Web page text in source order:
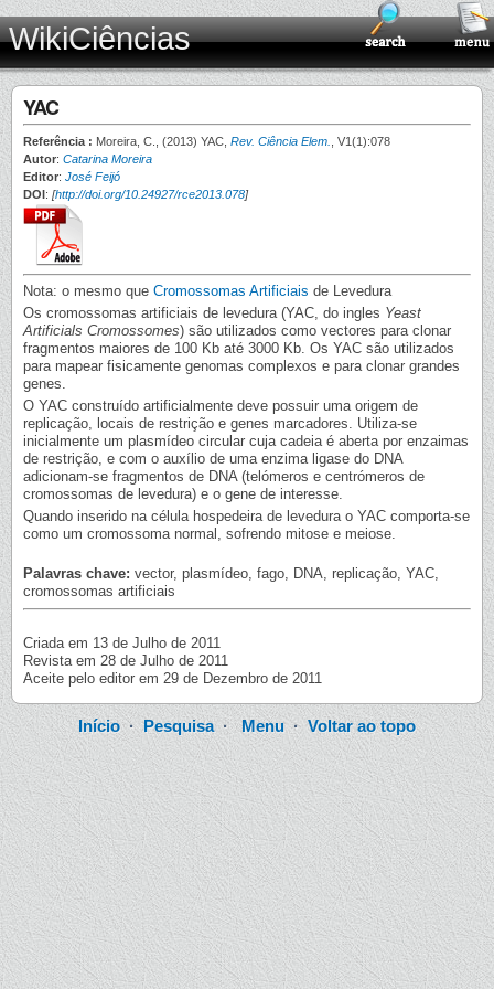
WikiCiências
YAC
Referência : Moreira, C., (2013) YAC, Rev. Ciência Elem.
, V1(1):078
Autor: Catarina Moreira
Editor: José Feijó
DOI: [http://doi.org/10.24927/rce2013.078]
Nota: o mesmo que Cromossomas Artificiais de Levedura
Os cromossomas artificiais de levedura (YAC, do ingles Yeast
Artificials Cromossomes) são utilizados como vectores para clonar
fragmentos maiores de 100 Kb até 3000 Kb. Os YAC são utilizados
para mapear fisicamente genomas complexos e para clonar grandes
genes.
O YAC construído artificialmente deve possuir uma origem de
replicação, locais de restrição e genes marcadores. Utiliza-se
inicialmente um plasmídeo circular cuja cadeia é aberta por enzaimas
de restrição, e com o auxílio de uma enzima ligase do DNA
adicionam-se fragmentos de DNA (telómeros e centrómeros de
cromossomas de levedura) e o gene de interesse.
Quando inserido na célula hospedeira de levedura o YAC comporta-se
como um cromossoma normal, sofrendo mitose e meiose.
Palavras chave: vector, plasmídeo, fago, DNA, replicação, YAC,
cromossomas artificiais
Criada em 13 de Julho de 2011
Revista em 28 de Julho de 2011
Aceite pelo editor em 29 de Dezembro de 2011
Início·Pesquisa·Menu· Voltar ao topo